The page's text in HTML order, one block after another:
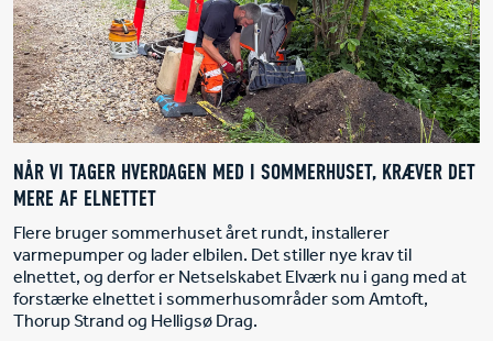
NÅR VI TAGER HVERDAGEN MED I SOMMERHUSET, KRÆVER DET
MERE AF ELNETTET
Flere bruger sommerhuset året rundt, installerer
varmepumper og lader elbilen. Det stiller nye krav til
elnettet, og derfor er Netselskabet Elværk nu i gang med at
forstærke elnettet i sommerhusområder som Amtoft,
Thorup Strand og Helligsø Drag.